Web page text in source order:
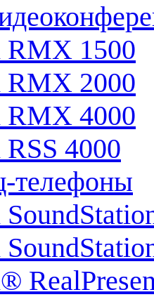
RMX 1500
RMX 2000
RMX 4000
4000
телефоны